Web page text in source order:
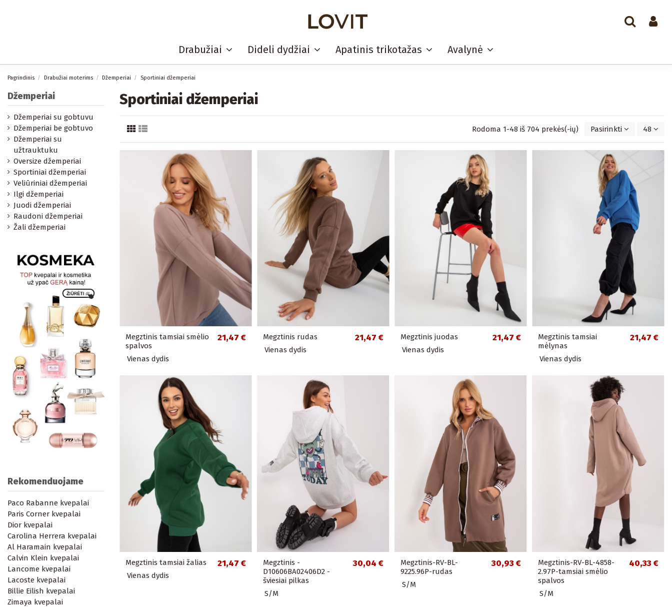
Drabužiai Dideli dydžiai Apatinis trikotažas Avalynė
Pagrindinis Drabužiai moterims Džemperiai Sportiniai džemperiai
Sportiniai džemperiai
Rodoma 1-48 iš 704 prekės(-ių) Pasirinkti 48
Megztinis tamsiai smėlio
spalvos
21,47 €
Vienas dydis
Megztinis rudas 21,47 €
Vienas dydis
Megztinis juodas 21,47 €
Vienas dydis
Megztinis tamsiai
mėlynas
21,47 €
Vienas dydis
Megztinis tamsiai žalias 21,47 €
Vienas dydis
Megztinis -
D10606BA02406D2 -
šviesiai pilkas
30,04 €
S/M
Megztinis-RV-BL-
9225.96P-rudas
30,93 €
S/M
Megztinis-RV-BL-4858-
2.97P-tamsiai smėlio
spalvos
40,33 €
S/M
Džemperiai
Džemperiai su gobtuvu
Džemperiai be gobtuvo
Džemperiai su
užtrauktuku
Oversize džemperiai
Sportiniai džemperiai
Veliūriniai džemperiai
Ilgi džemperiai
Juodi džemperiai
Raudoni džemperiai
Žali džemperiai
Rekomenduojame
Paco Rabanne kvepalai
Paris Corner kvepalai
Dior kvepalai
Carolina Herrera kvepalai
Al Haramain kvepalai
Calvin Klein kvepalai
Lancome kvepalai
Lacoste kvepalai
Billie Eilish kvepalai
Zimaya kvepalai